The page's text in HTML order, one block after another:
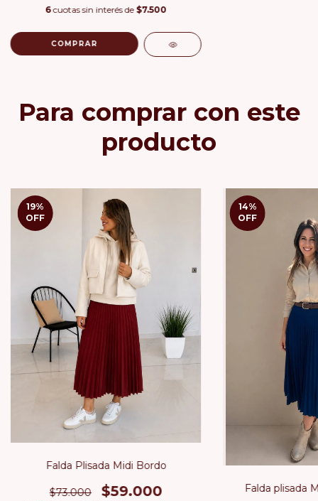
6 cuotas sin interés de $7.500
COMPRAR
Para comprar con este
producto
19%
OFF
Falda Plisada Midi Bordo
$73.000 $59.000
14%
OFF
Falda plisada